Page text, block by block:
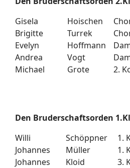
Gisela
Hoischen
Brigitte
Turrek
Evelyn
Hoffmann
Andrea
Vogt
Michael
Grote 2.
Den Bruderschaftsorden
Willi
Schöppner
1.
Johannes
Müller
1.
Johannes
Kloid
3.